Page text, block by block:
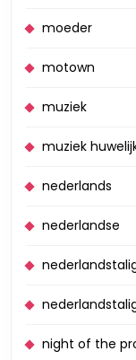
moeder
motown
muziek
muziek
nederlands
nederlandse
night of the